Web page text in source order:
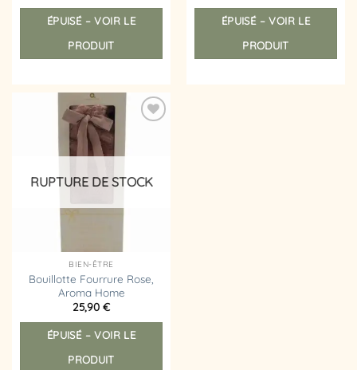
ÉPUISÉ – VOIR LE
PRODUIT
ÉPUISÉ – VOIR LE
PRODUIT
RUPTURE DE STOCK
BIEN-ÊTRE
Bouillotte Fourrure Rose,
Aroma Home
25,90 €
ÉPUISÉ – VOIR LE
PRODUIT